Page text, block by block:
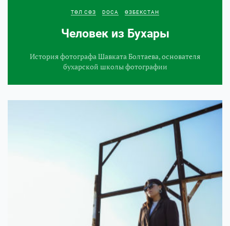
ТӨЛ СӨЗ DOCA ӨЗБЕКСТАН
Человек из Бухары
История фотографа Шавката Болтаева, основателя
бухарской школы фотографии